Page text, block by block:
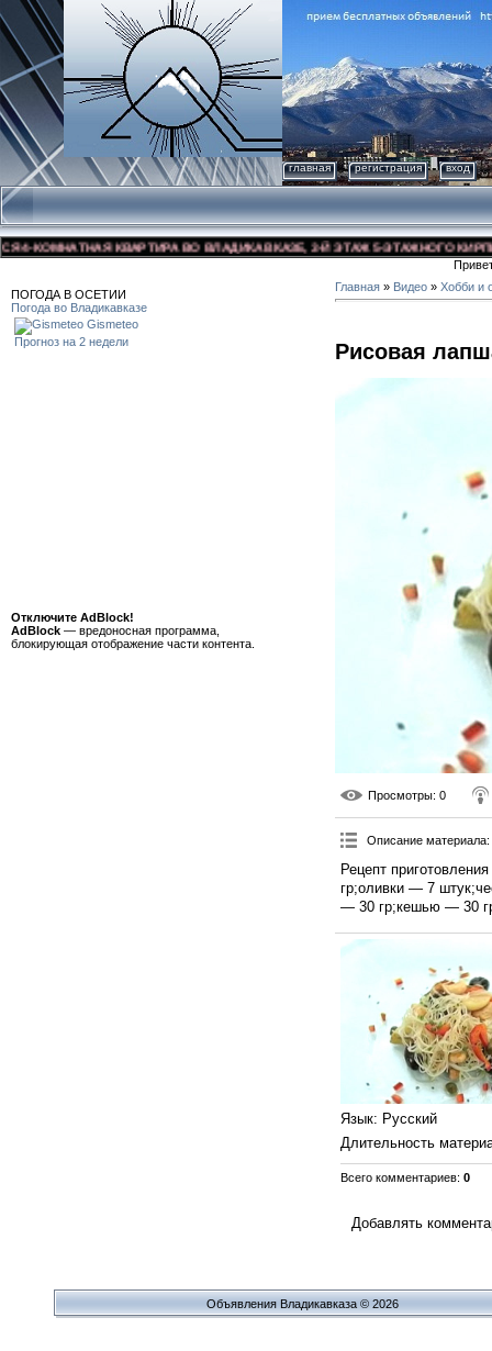
главная регистрация вход
КОМНАТНАЯ КВАРТИРА ВО ВЛАДИКАВКАЗЕ, 3-Й ЭТАЖ 5-ЭТАЖНОГО
ПОГОДА В ОСЕТИИ
Погода во Владикавказе
Gismeteo
Прогноз на 2 недели
Отключите AdBlock!
AdBlock — вредоносная программа,
блокирующая отображение части контента.
Главная » Видео » Хобби и
Рисовая
Просмотры: 0
Описание материала:
Рецепт
гр;оливки — 7
— 30 гр;кешью — 30
Язык: Русский
Длительность
Всего комментариев: 0
Добавлять
Объявления Владикавказа © 2026